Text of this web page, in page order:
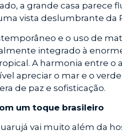
a grande casa parece
vista deslumbrante da
e o uso de
integrado à
A harmonia entre o
apreciar o mar e o
de paz e sofisticação.
um toque brasileiro
vai muito além da